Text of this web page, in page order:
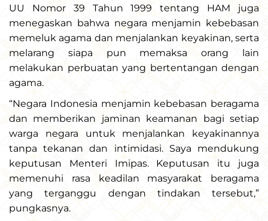
UU Nomor 39 Tahun 1999 tentang HAM juga
menegaskan bahwa negara menjamin kebebasan
memeluk agama dan menjalankan keyakinan, serta
melarang siapa pun memaksa orang lain
melakukan perbuatan yang bertentangan dengan
agama.
“Negara Indonesia menjamin kebebasan beragama
dan memberikan jaminan keamanan bagi setiap
warga negara untuk menjalankan keyakinannya
tanpa tekanan dan intimidasi. Saya mendukung
keputusan Menteri Imipas. Keputusan itu juga
memenuhi rasa keadilan masyarakat beragama
yang terganggu dengan tindakan tersebut,”
pungkasnya.